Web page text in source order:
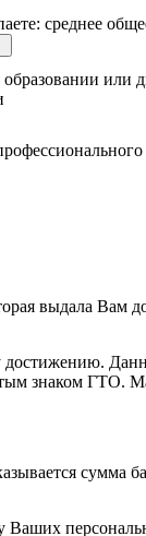
среднее
выдала Вам
знаком ГТО.
сумма
Ваших